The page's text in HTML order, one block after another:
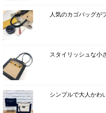
人気のカゴバッグが
スタイリッシュな小
シンプルで大人かわ